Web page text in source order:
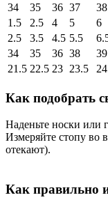
34
35 36 37 38
1.5
2.5 4 5 6
2.5
3.5 4.5 5.5
34
35 36 38 39
21.5 22.5 23 23.5
Как подобрать
Наденьте носки или
Измеряйте стопу во
отекают).
Как правильно